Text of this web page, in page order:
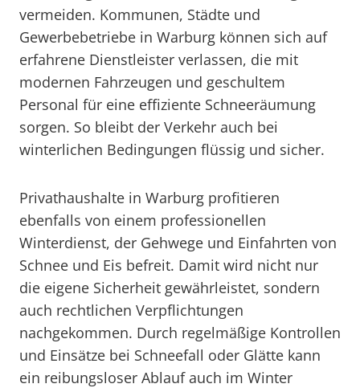
vermeiden. Kommunen, Städte und
Gewerbebetriebe in Warburg können sich auf
erfahrene Dienstleister verlassen, die mit
modernen Fahrzeugen und geschultem
Personal für eine effiziente Schneeräumung
sorgen. So bleibt der Verkehr auch bei
winterlichen Bedingungen flüssig und sicher.
Privathaushalte in Warburg profitieren
ebenfalls von einem professionellen
Winterdienst, der Gehwege und Einfahrten von
Schnee und Eis befreit. Damit wird nicht nur
die eigene Sicherheit gewährleistet, sondern
auch rechtlichen Verpflichtungen
nachgekommen. Durch regelmäßige Kontrollen
und Einsätze bei Schneefall oder Glätte kann
ein reibungsloser Ablauf auch im Winter